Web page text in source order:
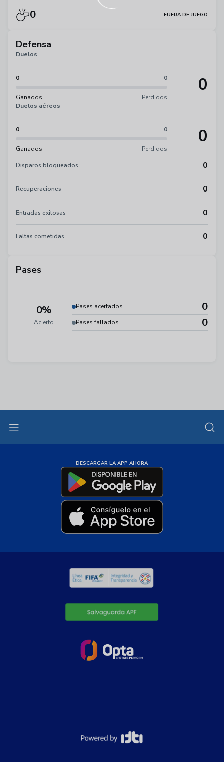
0 FUERA DE JUEGO
Defensa
Duelos
0 0
Ganados Perdidos
0
Duelos aéreos
0 0
Ganados Perdidos
0
Disparos bloqueados 0
Recuperaciones 0
Entradas exitosas 0
Faltas cometidas 0
Pases
0%
Acierto
Pases acertados 0
Pases fallados 0
DESCARGAR LA APP AHORA